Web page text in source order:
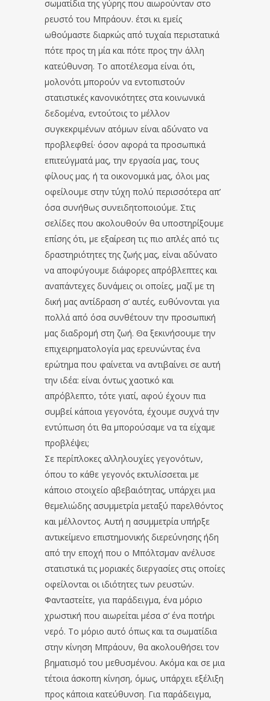
σωματίδια της γύρης που αιωρούνταν στο
ρευστό του Μπράουν. έτσι κι εμείς
ωθούμαστε διαρκώς από τυχαία περιστατικά
πότε προς τη μία και πότε προς την άλλη
κατεύθυνση. Το αποτέλεσμα είναι ότι,
μολονότι μπορούν να εντοπιστούν
στατιστικές κανονικότητες στα κοινωνικά
δεδομένα, εντούτοις το μέλλον
συγκεκριμένων ατόμων είναι αδύνατο να
προβλεφθεί· όσον αφορά τα προσωπικά
επιτεύγματά μας, την εργασία μας, τους
φίλους μας. ή τα οικονομικά μας, όλοι μας
οφείλουμε στην τύχη πολύ περισσότερα απ’
όσα συνήθως συνειδητοποιούμε. Στις
σελίδες που ακολουθούν θα υποστηρίξουμε
επίσης ότι, με εξαίρεση τις πιο απλές από τις
δραστηριότητες της ζωής μας, είναι αδύνατο
να αποφύγουμε διάφορες απρόβλεπτες και
αναπάντεχες δυνάμεις οι οποίες, μαζί με τη
δική μας αντίδραση σ’ αυτές, ευθύνονται για
πολλά από όσα συνθέτουν την προσωπική
μας διαδρομή στη ζωή. Θα ξεκινήσουμε την
επιχειρηματολογία μας ερευνώντας ένα
ερώτημα που φαίνεται να αντιβαίνει σε αυτή
την ιδέα: είναι όντως χαοτικό και
απρόβλεπτο, τότε γιατί, αφού έχουν πια
συμβεί κάποια γεγονότα, έχουμε συχνά την
εντύπωση ότι θα μπορούσαμε να τα είχαμε
προβλέψει;
Σε περίπλοκες αλληλουχίες γεγονότων,
όπου το κάθε γεγονός εκτυλίσσεται με
κάποιο στοιχείο αβεβαιότητας, υπάρχει μια
θεμελιώδης ασυμμετρία μεταξύ παρελθόντος
και μέλλοντος. Αυτή η ασυμμετρία υπήρξε
αντικείμενο επιστημονικής διερεύνησης ήδη
από την εποχή που ο Μπόλτσμαν ανέλυσε
στατιστικά τις μοριακές διεργασίες στις οποίες
οφείλονται οι ιδιότητες των ρευστών.
Φανταστείτε, για παράδειγμα, ένα μόριο
χρωστική που αιωρείται μέσα σ’ ένα ποτήρι
νερό. Το μόριο αυτό όπως και τα σωματίδια
στην κίνηση Μπράουν, θα ακολουθήσει τον
βηματισμό του μεθυσμένου. Ακόμα και σε μια
τέτοια άσκοπη κίνηση, όμως, υπάρχει εξέλιξη
προς κάποια κατεύθυνση. Για παράδειγμα,